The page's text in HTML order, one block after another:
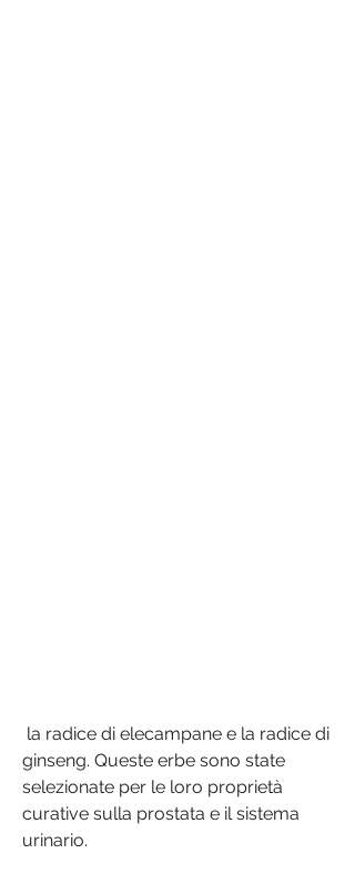
ginseng. Queste erbe sono state
selezionate per le loro proprietà
curative sulla prostata e il sistema
urinario.